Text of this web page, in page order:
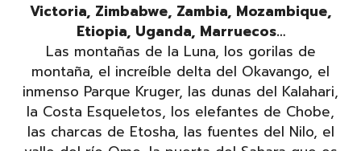
Victoria, Zimbabwe, Zambia, Mozambique,
Etiopia, Uganda, Marruecos…
Las montañas de la Luna, los gorilas de
montaña, el increíble delta del Okavango, el
inmenso Parque Kruger, las dunas del Kalahari,
la Costa Esqueletos, los elefantes de Chobe,
las charcas de Etosha, las fuentes del Nilo, el